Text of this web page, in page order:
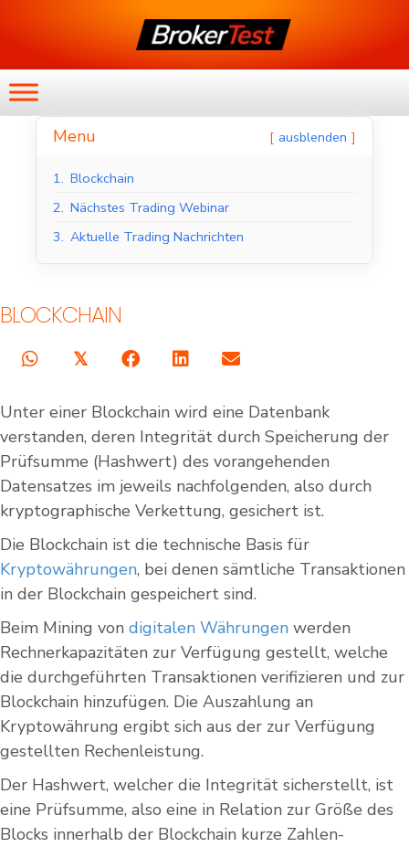
Menu ausblenden
1. Blockchain
2. Nächstes Trading Webinar
3. Aktuelle Trading Nachrichten
BLOCKCHAIN
𝕏
Unter einer Blockchain wird eine Datenbank
verstanden, deren Integrität durch Speicherung der
Prüfsumme (Hashwert) des vorangehenden
Datensatzes im jeweils nachfolgenden, also durch
kryptographische Verkettung, gesichert ist.
Die Blockchain ist die technische Basis für
Kryptowährungen, bei denen sämtliche Transaktionen
in der Blockchain gespeichert sind.
Beim Mining von digitalen Währungen werden
Rechnerkapazitäten zur Verfügung gestellt, welche
die durchgeführten Transaktionen verifizieren und zur
Blockchain hinzufügen. Die Auszahlung an
Kryptowährung ergibt sich aus der zur Verfügung
gestellten Rechenleistung.
Der Hashwert, welcher die Integrität sicherstellt, ist
eine Prüfsumme, also eine in Relation zur Größe des
Blocks innerhalb der Blockchain kurze Zahlen-